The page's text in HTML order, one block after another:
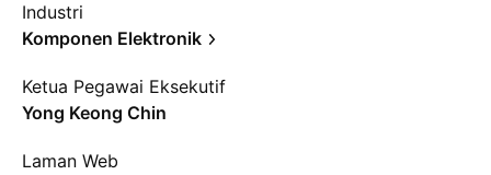
Industri
Komponen Elektronik
Ketua Pegawai Eksekutif
Yong Keong Chin
Laman Web